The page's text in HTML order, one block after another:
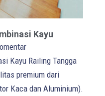
Kayu
Kayu Railing Tangga
premium dari
Kaca dan Aluminium).